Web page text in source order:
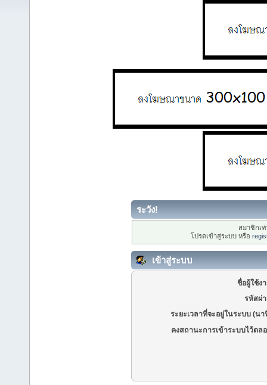
ระวัง!
สมาชิกเ
โปรดเข้าสู่ระบบ หรือ
เข้าสู่ระบบ
ชื่อผู้ใช้ง
รหัสผ่
ระยะเวลาที่จะอยู่ในระบบ (นา
คงสถานะการเข้าระบบไว้ตล